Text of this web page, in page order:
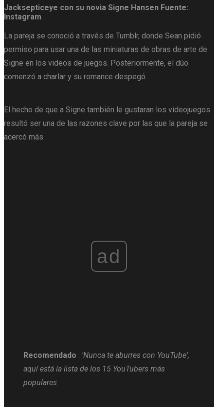
Jacksepticeye con su novia Signe Hansen Fuente:
Instagram
La pareja se conoció a través de Tumblr, donde Sean pidió
permiso para usar una de las miniaturas de obras de arte de
Signe en los videos de juegos. Posteriormente, el dúo
comenzó a charlar y su romance despegó.
El hecho de que a Signe también le gustaran los videojuegos
resultó ser una de las razones clave por las que la pareja se
acercó más.
ad
Recomendado : 'Nunca te aburres con YouTube',
aquí está la lista de los 15 YouTubers más
populares